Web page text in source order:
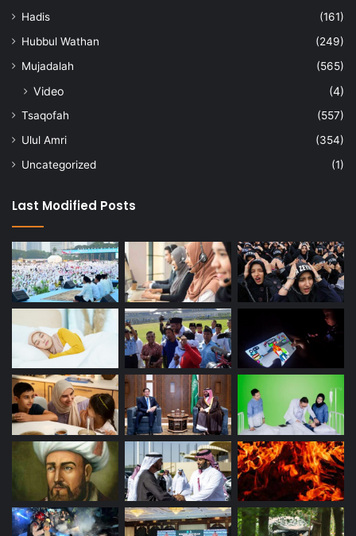
Hadis
(161)
Hubbul Wathan
(249)
Mujadalah
(565)
Video (4)
Tsaqofah
(557)
Ulul Amri
(354)
Uncategorized
(1)
Last Modified Posts